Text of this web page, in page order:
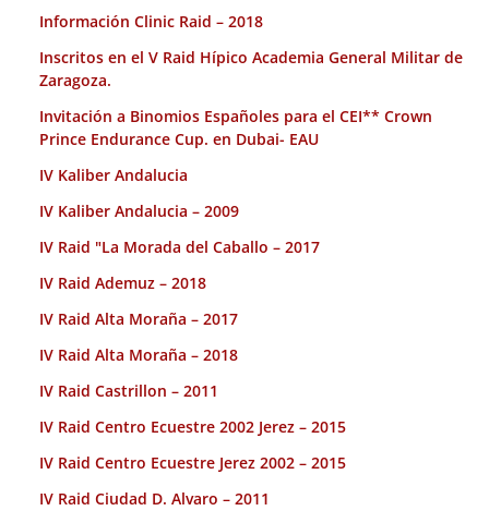
Información Clinic Raid – 2018
Inscritos en el V Raid Hípico Academia General Militar de
Zaragoza.
Invitación a Binomios Españoles para el CEI** Crown
Prince Endurance Cup. en Dubai- EAU
IV Kaliber Andalucia
IV Kaliber Andalucia – 2009
IV Raid "La Morada del Caballo – 2017
IV Raid Ademuz – 2018
IV Raid Alta Moraña – 2017
IV Raid Alta Moraña – 2018
IV Raid Castrillon – 2011
IV Raid Centro Ecuestre 2002 Jerez – 2015
IV Raid Centro Ecuestre Jerez 2002 – 2015
IV Raid Ciudad D. Alvaro – 2011